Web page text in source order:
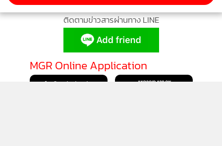
ติดตามข่าวสารผ่านทาง LINE
MGR Online Application